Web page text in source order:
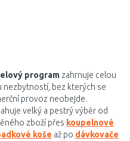
program zahrnuje celou
nezbytností, bez kterých se
provoz neobejde.
velký a pestrý výběr od
zboží přes koupelnové
koše až po dávkovače